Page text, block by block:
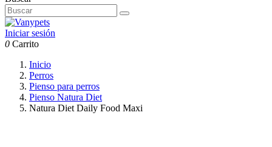
Iniciar sesión
0 Carrito
Inicio
Perros
Pienso para perros
Pienso Natura Diet
Natura Diet Daily Food Maxi